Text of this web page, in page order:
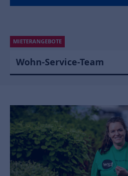
MIETERANGEBOTE